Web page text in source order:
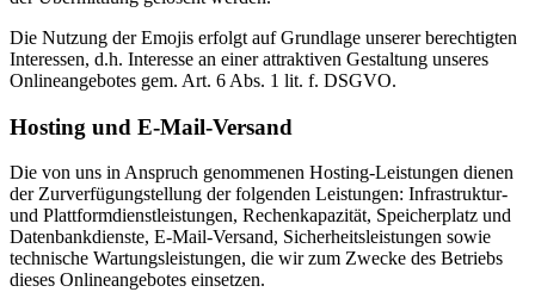
Die Nutzung der Emojis erfolgt auf Grundlage unserer berechtigten
Interessen, d.h. Interesse an einer attraktiven Gestaltung unseres
Onlineangebotes gem. Art. 6 Abs. 1 lit. f. DSGVO.
Hosting und E-Mail-Versand
Die von uns in Anspruch genommenen Hosting-Leistungen dienen
der Zurverfügungstellung der folgenden Leistungen: Infrastruktur-
und Plattformdienstleistungen, Rechenkapazität, Speicherplatz und
Datenbankdienste, E-Mail-Versand, Sicherheitsleistungen sowie
technische Wartungsleistungen, die wir zum Zwecke des Betriebs
dieses Onlineangebotes einsetzen.